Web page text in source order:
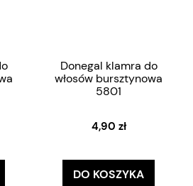
Donegal klamra do
włosów bursztynowa
5801
4,90 zł
DO KOSZYKA